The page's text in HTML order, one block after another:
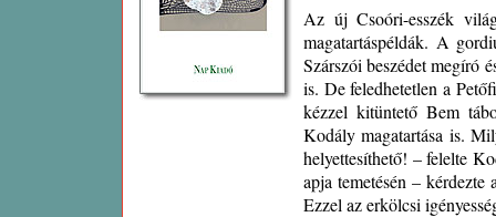
Az új Csoóri-esszék
magatartáspéldák. A
Szárszói beszédet megíró
is. De feledhetetlen a
kézzel kitüntető Bem
Kodály magatartása is.
helyettesíthető! – felelte
apja temetésén –
Ezzel az erkölcsi